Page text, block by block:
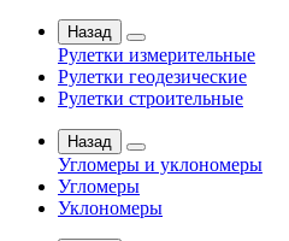
Назад
Рулетки измерительные
Рулетки геодезические
Рулетки строительные
Назад
Угломеры и уклономеры
Угломеры
Уклономеры